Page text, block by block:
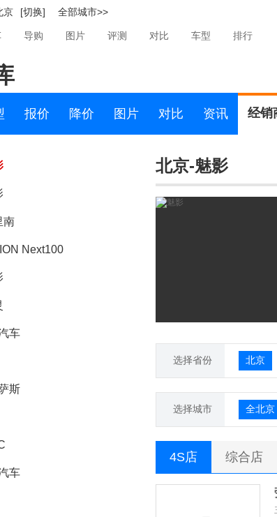
京 [切换] 全部城市>>
导购 图片 评测 对比 车型 排行
报价 降价 图片 对比 资讯 经销
斯
特
南
Next100
车
斯
车
北京-魅影
选择省份 北京
选择城市 全北京
4S店 综合店